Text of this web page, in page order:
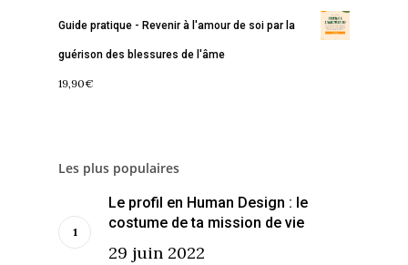
Guide pratique - Revenir à l'amour de soi par la
guérison des blessures de l'âme
19,90€
Les plus populaires
Le profil en Human Design : le
costume de ta mission de vie
29 juin 2022
Accompagnements